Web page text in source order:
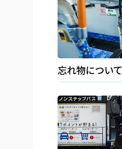
忘れ物について